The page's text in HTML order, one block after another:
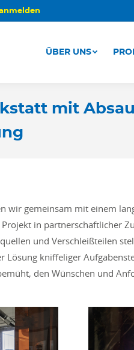
ÜBER UNS
mit
wir gemeinsam mit einem
in partnerschaftlicher
und Verschleißteilen
Lösung kniffeliger
den Wünschen und